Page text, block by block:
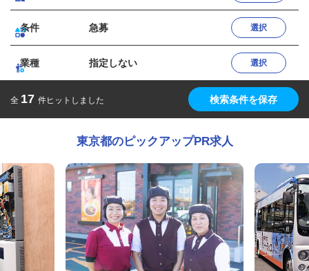
条件 急募 選択
業種 指定しない 選択
全 17 件ヒットしました 検索条件を保存
東京都のピックアップPR求人